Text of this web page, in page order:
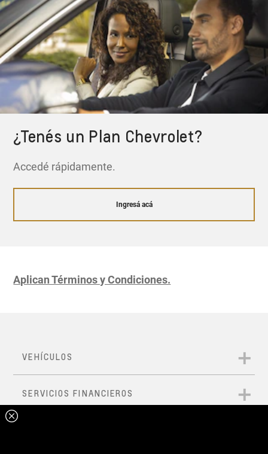
¿Tenés un Plan Chevrolet?
Accedé rápidamente.
Ingresá acá
Aplican Términos y Condiciones.